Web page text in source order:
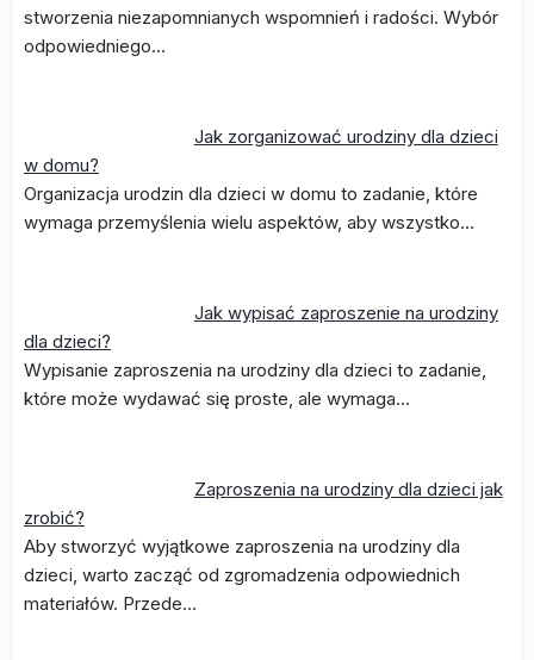
stworzenia niezapomnianych wspomnień i radości. Wybór
odpowiedniego…
Jak zorganizować urodziny dla dzieci
w domu?
Organizacja urodzin dla dzieci w domu to zadanie, które
wymaga przemyślenia wielu aspektów, aby wszystko…
Jak wypisać zaproszenie na urodziny
dla dzieci?
Wypisanie zaproszenia na urodziny dla dzieci to zadanie,
które może wydawać się proste, ale wymaga…
Zaproszenia na urodziny dla dzieci jak
zrobić?
Aby stworzyć wyjątkowe zaproszenia na urodziny dla
dzieci, warto zacząć od zgromadzenia odpowiednich
materiałów. Przede…